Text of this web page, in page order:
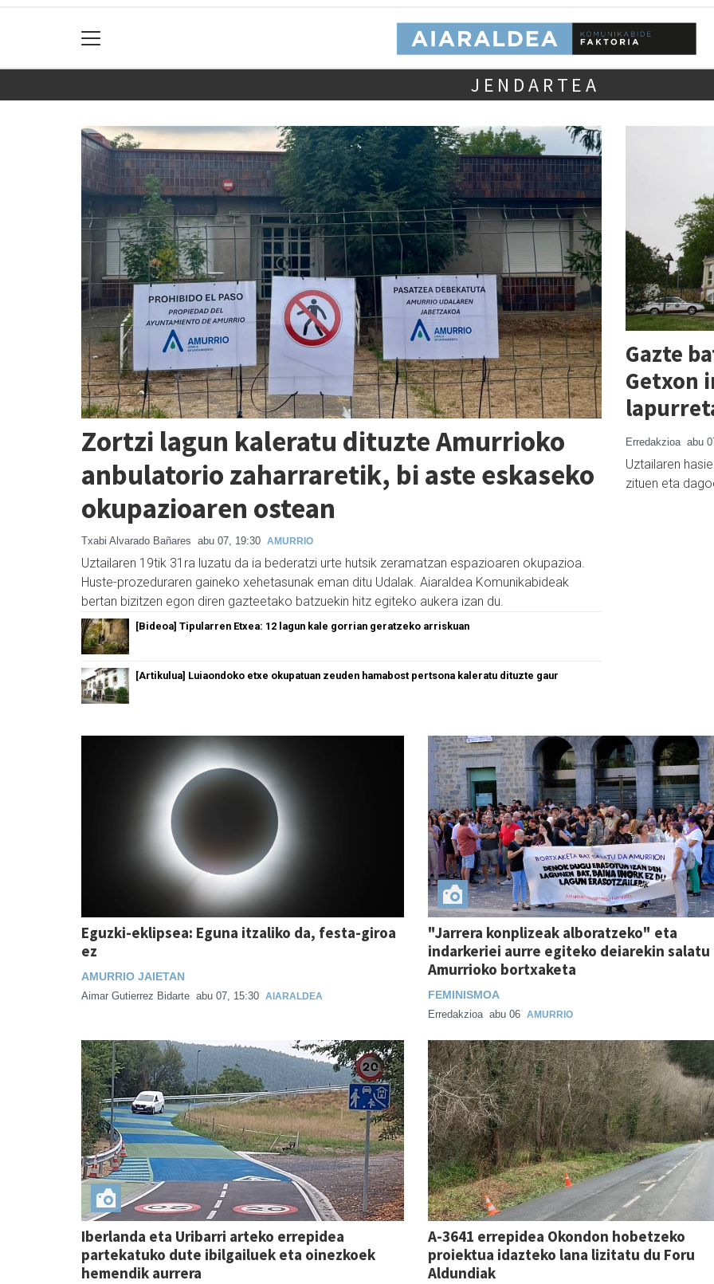
JENDARTEA
Zortzi lagun kaleratu dituzte Amurrioko
anbulatorio zaharraretik, bi aste eskaseko
okupazioaren ostean
Txabi Alvarado Bañares abu 07, 19:30 AMURRIO
Uztailaren 19tik 31ra luzatu da ia bederatzi urte hutsik zeramatzan espazioaren okupazioa.
Huste-prozeduraren gaineko xehetasunak eman ditu Udalak. Aiaraldea Komunikabideak
bertan bizitzen egon diren gazteetako batzuekin hitz egiteko aukera izan du.
[Bideoa] Tipularren Etxea: 12 lagun kale gorrian geratzeko arriskuan
[Artikulua] Luiaondoko etxe okupatuan zeuden hamabost pertsona kaleratu dituzte gaur
Gazte
Getxon
Erredakzioa abu
Uztailaren
zituen eta
Eguzki-eklipsea: Eguna itzaliko da, festa-giroa
ez
AMURRIO JAIETAN
Aimar Gutierrez Bidarte abu 07, 15:30 AIARALDEA
"Jarrera konplizeak alboratzeko" eta
indarkeriei aurre egiteko deiarekin
Amurrioko bortxaketa
FEMINISMOA
Erredakzioa abu 06 AMURRIO
Iberlanda eta Uribarri arteko errepidea
partekatuko dute ibilgailuek eta oinezkoek
hemendik aurrera
A-3641 errepidea Okondon hobetzeko
proiektua idazteko lana lizitatu du Foru
Aldundiak